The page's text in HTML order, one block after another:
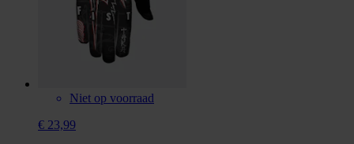
Niet op voorraad
€ 23,99